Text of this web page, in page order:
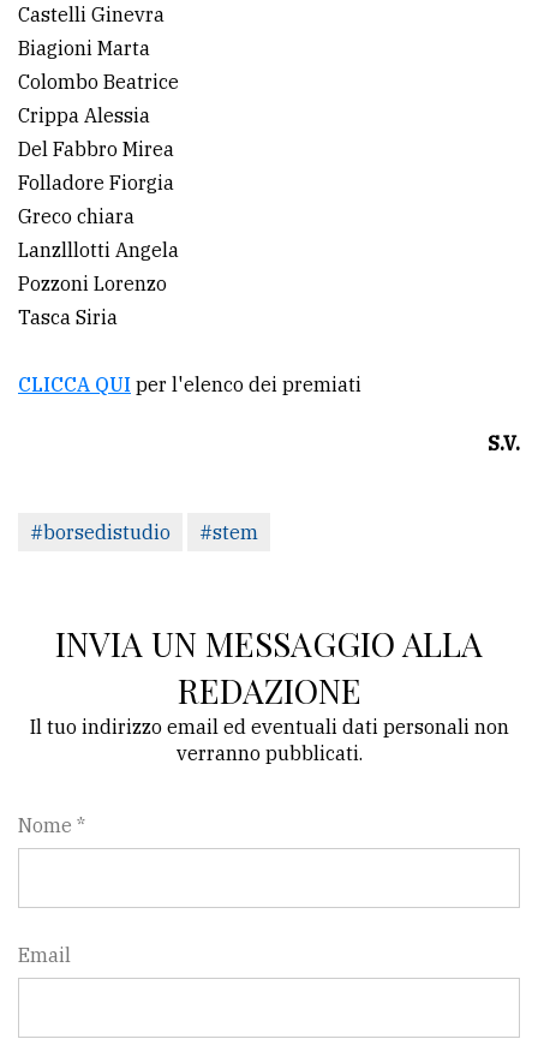
Castelli Ginevra
Biagioni Marta
Colombo Beatrice
Crippa Alessia
Del Fabbro Mirea
Folladore Fiorgia
Greco chiara
Lanzlllotti Angela
Pozzoni Lorenzo
Tasca Siria
CLICCA QUI per l'elenco dei premiati
S.V.
#borsedistudio #stem
INVIA UN MESSAGGIO ALLA
REDAZIONE
Il tuo indirizzo email ed eventuali dati personali non
verranno pubblicati.
Nome *
Email